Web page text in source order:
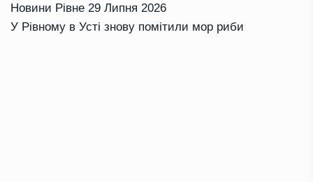
Новини Рівне 29 Липня 2026
У Рівному в Усті знову помітили мор риби